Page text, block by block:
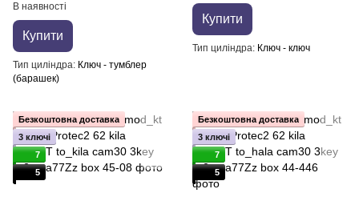
В наявності
Купити
Тип циліндра Ключ - тумблер
(барашек)
Купити
Тип циліндра Ключ - ключ
Безкоштовна доставка
3 ключі
7
5
Безкоштовна доставка
3 ключі
7
5